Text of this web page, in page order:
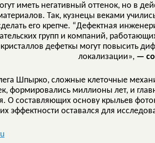
иметь негативный оттенок, но в
Так, кузнецы веками
его крепче. “Дефектная
групп и компаний,
дефеткы могут повысить
локализации», —
Шпырко, сложные клеточные
формировались миллионы лет, и
О составляющих основу крыльев
эффектности оставался для